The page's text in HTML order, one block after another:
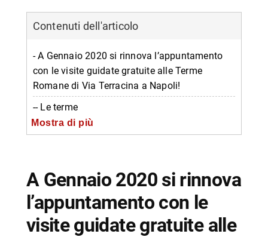
Contenuti dell'articolo
- A Gennaio 2020 si rinnova l’appuntamento
con le visite guidate gratuite alle Terme
Romane di Via Terracina a Napoli!
-- Le terme
-- Come raggiungere le Terme
-- Scopri di più da Napolike.it
Mostra di più
A Gennaio 2020 si rinnova
l’appuntamento con le
visite guidate gratuite alle